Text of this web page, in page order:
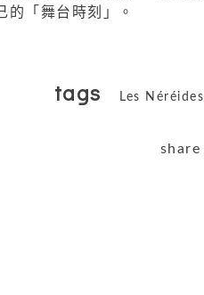
的「舞台時刻」。
tags Les Néréides
share